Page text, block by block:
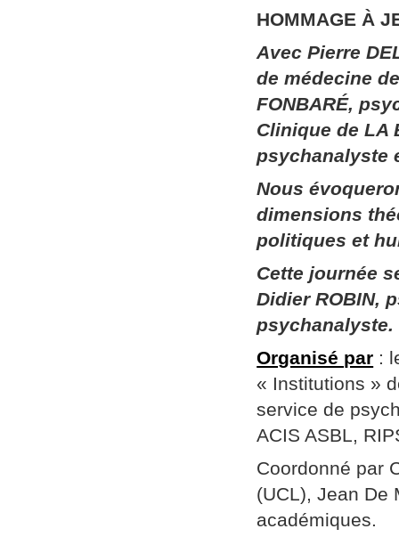
HOMMAGE À
Avec Pierre
de médecine
FONBARÉ,
Clinique de LA
psychanalyste
Nous
dimensions
politiques et
Cette journée
Didier ROBIN,
psychanalyste.
Organisé par :
« Institutions »
service de
ACIS ASBL,
Coordonné par
(UCL), Jean De
académiques.